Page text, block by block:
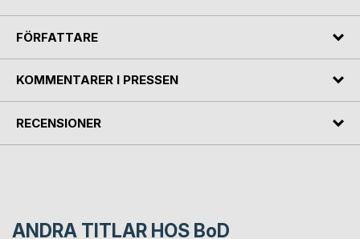
FÖRFATTARE
KOMMENTARER I PRESSEN
RECENSIONER
ANDRA TITLAR HOS BoD